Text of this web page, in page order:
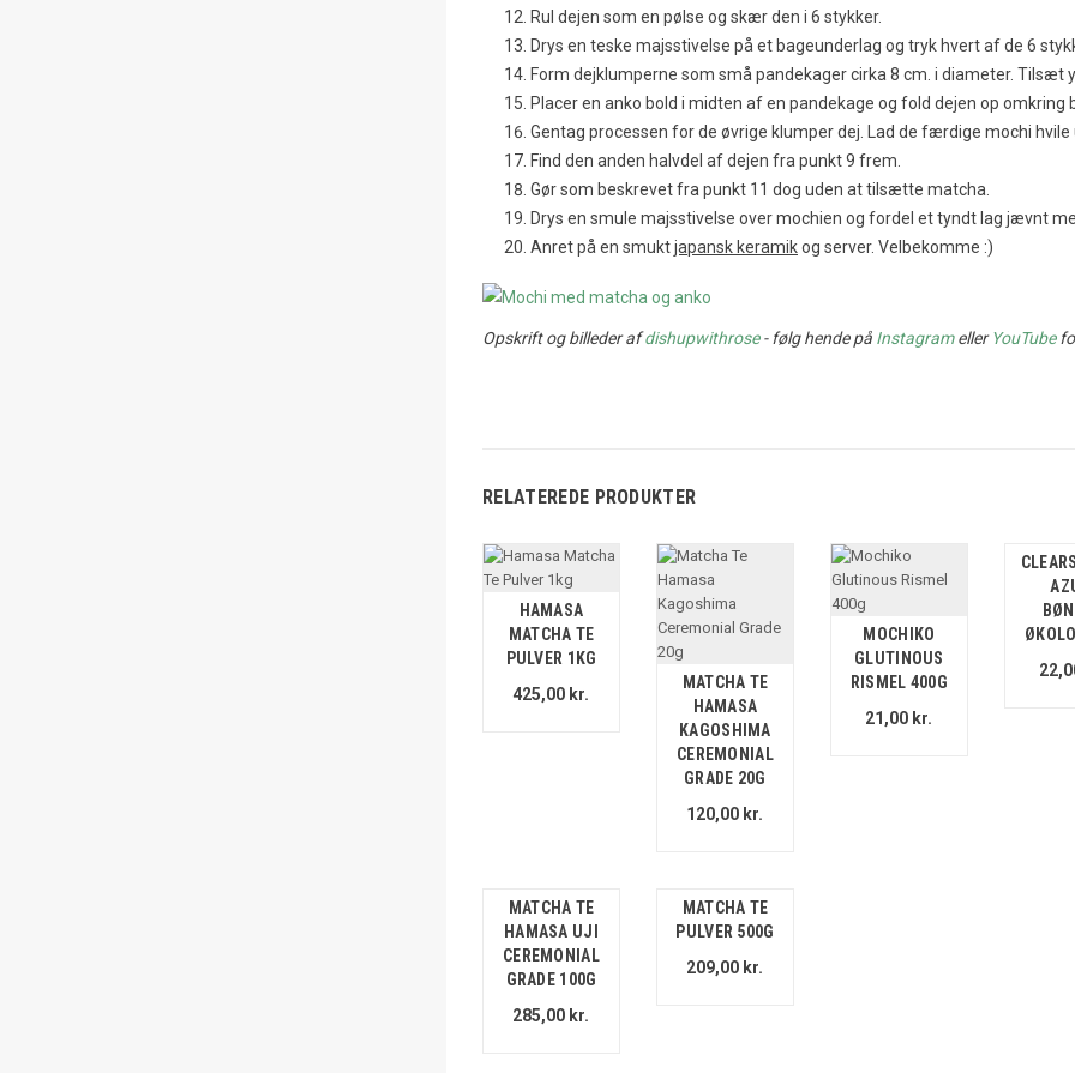
Rul dejen som en pølse og skær den i 6 stykker.
Drys en teske majsstivelse på et bageunderlag og tryk hvert af de 6
Form dejklumperne som små pandekager cirka 8 cm. i diameter. Tilsæt
Placer en anko bold i midten af en pandekage og fold dejen op
Gentag processen for de øvrige klumper dej. Lad de færdige mochi
Find den anden halvdel af dejen fra punkt 9 frem.
Gør som beskrevet fra punkt 11 dog uden at tilsætte matcha.
Drys en smule majsstivelse over mochien og fordel et tyndt lag jævnt
Anret på en smuktjapansk keramikog server. Velbekomme :)
Opskrift og billeder afdishupwithrose- følg hende på InstagramellerYouTube
RELATEREDE PRODUKTER
HAMASA
MATCHA TE
PULVER 1KG
425,00 kr.
MATCHA TE
HAMASA
KAGOSHIMA
CEREMONIAL
GRADE 20G
120,00 kr.
MOCHIKO
GLUTINOUS
RISMEL 400G
21,00 kr.
MATCHA TE
HAMASA UJI
CEREMONIAL
GRADE 100G
285,00 kr.
MATCHA TE
PULVER 500G
209,00 kr.